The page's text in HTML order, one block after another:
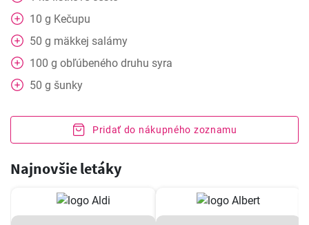
10 g Kečupu
50 g mäkkej salámy
100 g obľúbeného druhu syra
50 g šunky
Pridať do nákupného zoznamu
Najnovšie letáky